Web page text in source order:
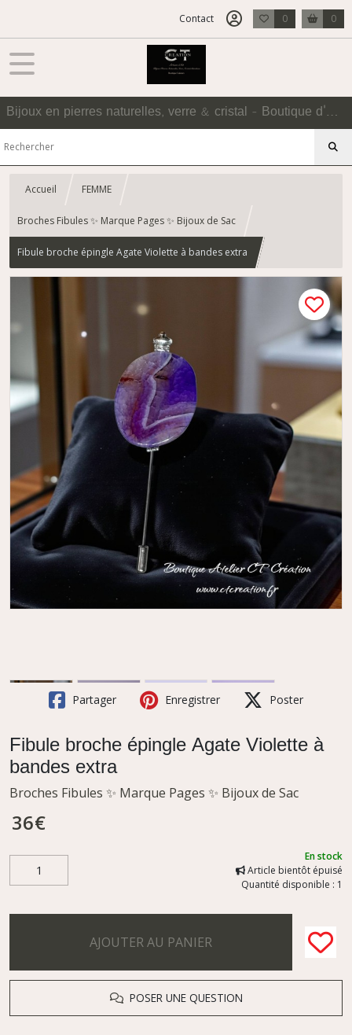
Contact 0 0
Bijoux en pierres naturelles, verre & cristal - Boutique d'Accessoires
Accueil FEMME
Broches Fibules ✨ Marque Pages ✨ Bijoux de Sac
Fibule broche épingle Agate Violette à bandes extra
Partager Enregistrer Poster
Fibule broche épingle Agate Violette à
bandes extra
Broches Fibules ✨ Marque Pages ✨ Bijoux de Sac
36€
En stock
Article bientôt épuisé
Quantité disponible : 1
AJOUTER AU PANIER
POSER UNE QUESTION